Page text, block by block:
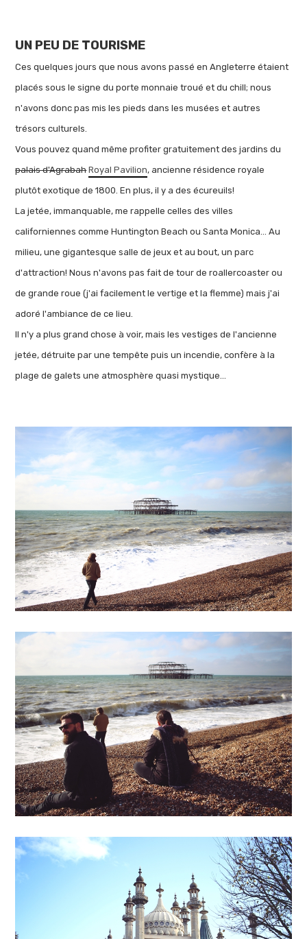
UN PEU DE TOURISME
Ces quelques jours que nous avons passé en Angleterre étaient
placés sous le signe du porte monnaie troué et du chill; nous
n'avons donc pas mis les pieds dans les musées et autres
trésors culturels.
Vous pouvez quand même profiter gratuitement des jardins du
palais d'Agrabah Royal Pavilion, ancienne résidence royale
plutôt exotique de 1800. En plus, il y a des écureuils!
La jetée, immanquable, me rappelle celles des villes
californiennes comme Huntington Beach ou Santa Monica... Au
milieu, une gigantesque salle de jeux et au bout, un parc
d'attraction! Nous n'avons pas fait de tour de roallercoaster ou
de grande roue (j'ai facilement le vertige et la flemme) mais j'ai
adoré l'ambiance de ce lieu.
Il n'y a plus grand chose à voir, mais les vestiges de l'ancienne
jetée, détruite par une tempête puis un incendie, confère à la
plage de galets une atmosphère quasi mystique...